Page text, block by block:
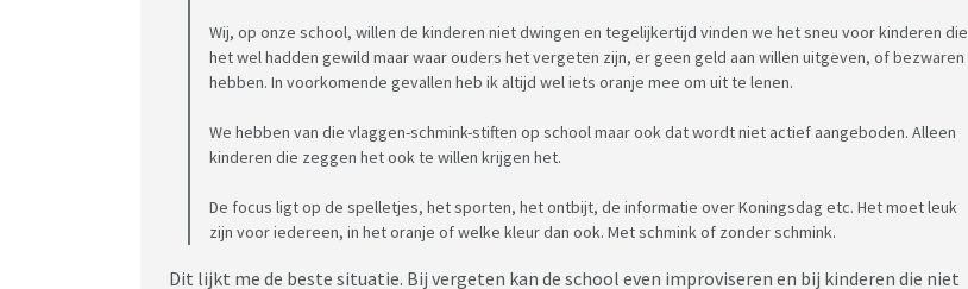
Wij, op onze school, willen de kinderen niet dwingen en tegelijkertijd vinden we het sneu voor kinderen die
het wel hadden gewild maar waar ouders het vergeten zijn, er geen geld aan willen uitgeven, of bezwaren
hebben. In voorkomende gevallen heb ik altijd wel iets oranje mee om uit te lenen.
We hebben van die vlaggen-schmink-stiften op school maar ook dat wordt niet actief aangeboden. Alleen
kinderen die zeggen het ook te willen krijgen het.
De focus ligt op de spelletjes, het sporten, het ontbijt, de informatie over Koningsdag etc. Het moet leuk
zijn voor iedereen, in het oranje of welke kleur dan ook. Met schmink of zonder schmink.
Dit lijkt me de beste situatie. Bij vergeten kan de school even improviseren en bij kinderen die niet